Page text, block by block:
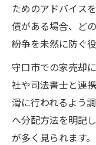
ためのアドバイス
債がある場合、ど
紛争を未然に防ぐ
守口市での家売却
社や司法書士と連
滑に行われるよう
へ分配方法を明記
が多く見られます